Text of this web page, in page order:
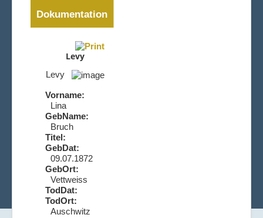
Dokumentation
Levy
Levy
Vorname:
Lina
GebName:
Bruch
Titel:
GebDat:
09.07.1872
GebOrt:
Vettweiss
TodDat:
TodOrt:
Auschwitz